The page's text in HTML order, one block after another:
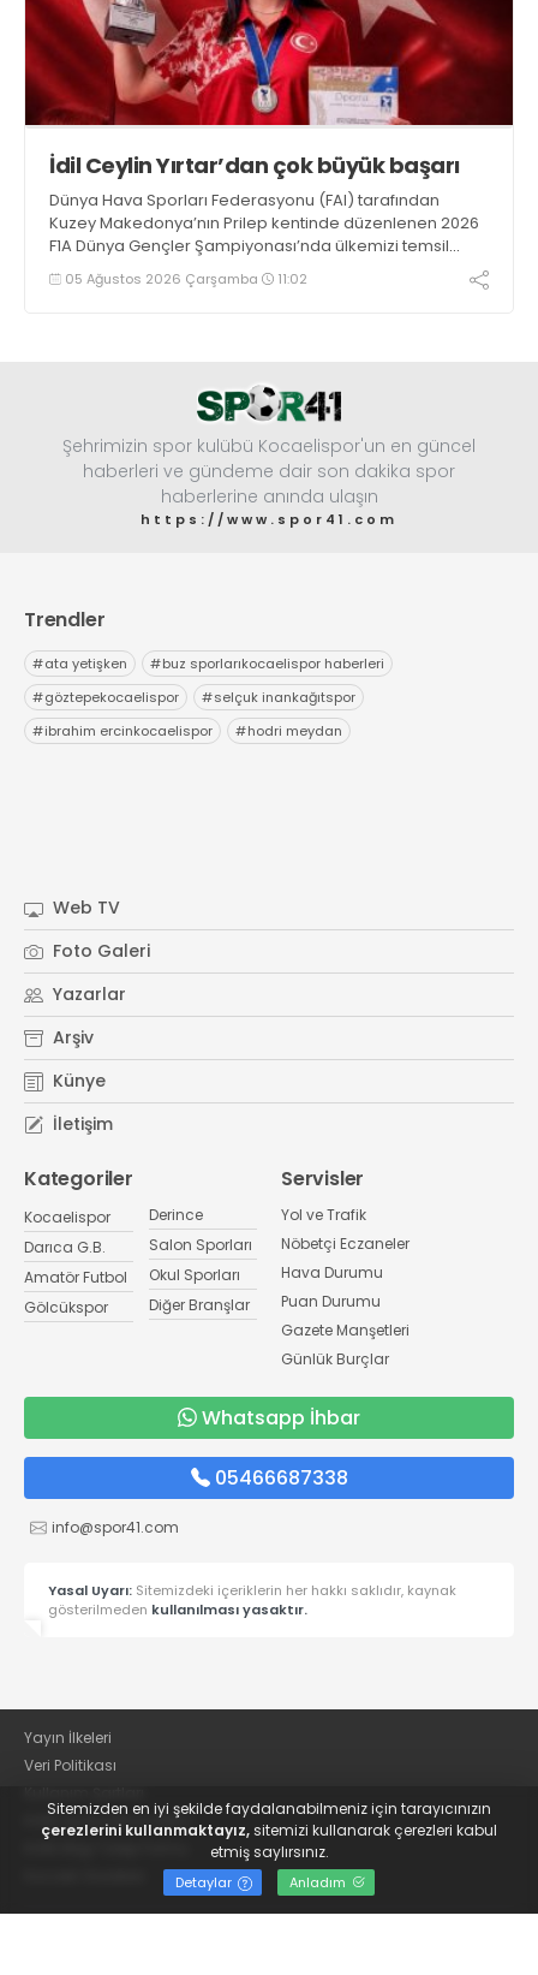
İdil Ceylin Yırtar’dan çok büyük başarı
Dünya Hava Sporları Federasyonu (FAI) tarafından
Kuzey Makedonya’nın Prilep kentinde düzenlenen 2026
F1A Dünya Gençler Şampiyonası’nda ülkemizi temsil
eden millî sporcumuz İdil Ceylin YIRTAR, büyük bir
başarıya imza atarak Dünya ikincisi oldu.
05 Ağustos 2026 Çarşamba 11:02
Şehrimizin spor kulübü Kocaelispor'un en güncel
haberleri ve gündeme dair son dakika spor
haberlerine anında ulaşın
https://www.spor41.com
Trendler
#ata yetişken #buz sporlarıkocaelispor haberleri
#göztepekocaelispor #selçuk inankağıtspor
#ibrahim ercinkocaelispor #hodri meydan
Web TV
Foto Galeri
Yazarlar
Arşiv
Künye
İletişim
Kategoriler
Kocaelispor
Darıca G.B.
Amatör Futbol
Gölcükspor
Derince
Salon Sporları
Okul Sporları
Diğer Branşlar
Servisler
Yol ve Trafik
Nöbetçi Eczaneler
Hava Durumu
Puan Durumu
Gazete Manşetleri
Günlük Burçlar
Whatsapp İhbar
05466687338
info@spor41.com
Yasal Uyarı: Sitemizdeki içeriklerin her hakkı saklıdır, kaynak
gösterilmeden kullanılması yasaktır.
Yayın İlkeleri
Veri Politikası
KVKK Aydınlatma Metni
Sitemizden en iyi şekilde faydalanabilmeniz için tarayıcınızın
çerezlerini kullanmaktayız,sitemizi kullanarak çerezleri kabul
etmiş saylırsınız.
Detaylar Anladım